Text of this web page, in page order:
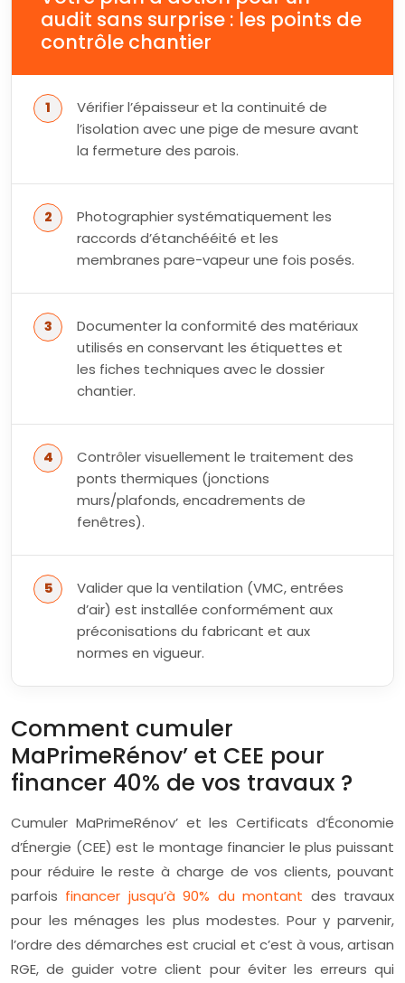
audit sans surprise : les points de
contrôle chantier
Vérifier l’épaisseur et la continuité de
l’isolation avec une pige de mesure avant
la fermeture des parois.
Photographier systématiquement les
raccords d’étanchééité et les
membranes pare-vapeur une fois posés.
Documenter la conformité des matériaux
utilisés en conservant les étiquettes et
les fiches techniques avec le dossier
chantier.
Contrôler visuellement le traitement des
ponts thermiques (jonctions
murs/plafonds, encadrements de
fenêtres).
Valider que la ventilation (VMC, entrées
d’air) est installée conformément aux
préconisations du fabricant et aux
normes en vigueur.
Comment cumuler
MaPrimeRénov’ et CEE pour
financer 40% de vos travaux ?
Cumuler MaPrimeRénov’ et les Certificats d’Économie
d’Énergie (CEE) est le montage financier le plus puissant
pour réduire le reste à charge de vos clients, pouvant
parfois financer jusqu’à 90% du montant des travaux
pour les ménages les plus modestes. Pour y parvenir,
l’ordre des démarches est crucial et c’est à vous, artisan
RGE, de guider votre client pour éviter les erreurs qui